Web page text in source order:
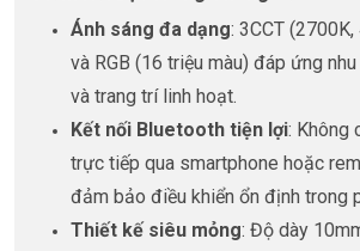
Ánh sáng đa dạng: 3CCT
và RGB (16 triệu màu) đáp ứng
và trang trí linh hoạt.
Kết nối Bluetooth tiện lợi: Không
trực tiếp qua smartphone hoặc
đảm bảo điều khiển ổn định trong
Thiết kế siêu mỏng: Độ dày